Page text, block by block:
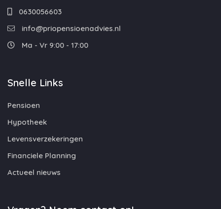
0630056603
info@priopensioenadvies.nl
Ma - Vr 9:00 - 17:00
Snelle Links
Pensioen
Hypotheek
Levensverzekeringen
Financiele Planning
Actueel nieuws